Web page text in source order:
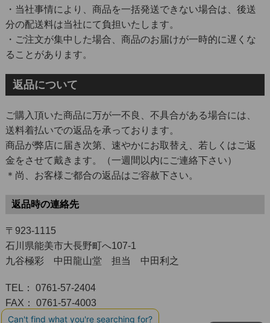
・当社事情により、商品を一括発送できない場合は、後送
分の配送料は当社にて負担いたします。
・ご注文が集中した場合、商品のお届けが一時的に遅くな
ることがあります。
返品について
ご購入頂いた商品に万が一不良、不具合がある場合には、
送料着払いでの返品を承っております。
商品が弊店に届き次第、速やかにお取替え、若しくはご返
金をさせて戴きます。（一週間以内にご連絡下さい）
＊尚、お客様ご都合の返品はご容赦下さい。
返品時の連絡先
〒923-1115
石川県能美市大長野町へ107-1
九谷極彩 中田龍山堂 担当 中田利之
TEL： 0761-57-2404
FAX： 0761-57-4003
MAIL： ryuzando@arrow.ocn.ne.jp